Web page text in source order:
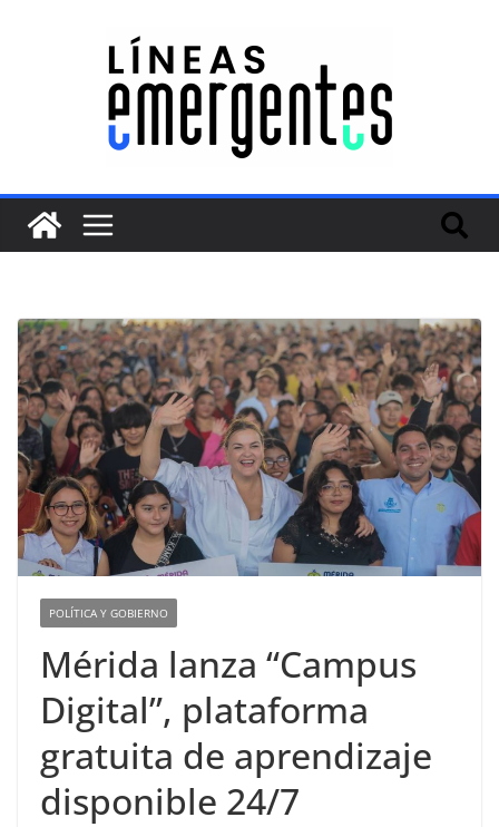
POLÍTICA Y GOBIERNO
Mérida lanza “Campus
Digital”, plataforma
gratuita de aprendizaje
disponible 24/7